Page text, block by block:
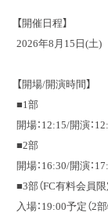
【開催日程】
2026年8月15日(土)
【開場/開演時間】
■1部
開場：12:15/開演：
■2部
開場：16:30/開演：
■3部（FC有料会員限
入場：19:00予定（2